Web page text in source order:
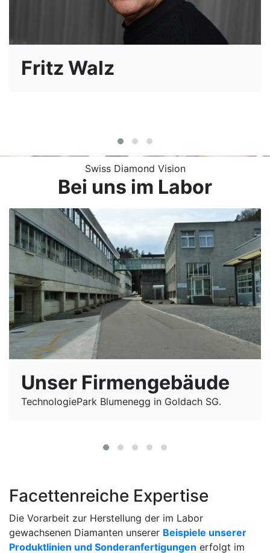
Fritz Walz
Swiss Diamond Vision
Bei uns im Labor
Unser Firmengebäude
TechnologiePark Blumenegg in Goldach SG.
Facettenreiche Expertise
Die Vorarbeit zur Herstellung der im Labor
gewachsenen Diamanten unserer Beispiele unserer
Produktlinien und Sonderanfertigungen erfolgt im